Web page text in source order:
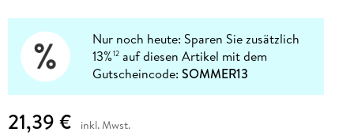
Nur noch heute: Sparen Sie zusätzlich
13%12 auf diesen Artikel mit dem
Gutscheincode:SOMMER13
21,39 € inkl. Mwst.